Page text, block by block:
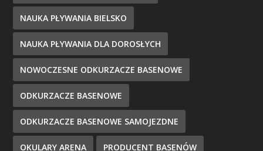
NAUKA PŁYWANIA BIELSKO
NAUKA PŁYWANIA DLA DOROSŁYCH
NOWOCZESNE ODKURZACZE BASENOWE
ODKURZACZE BASENOWE
ODKURZACZE BASENOWE SAMOJEZDNE
OKULARY ARENA PRODUCENT BASENÓW